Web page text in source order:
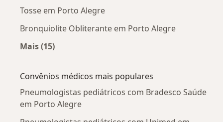
Tosse em Porto Alegre
Bronquiolite Obliterante em Porto Alegre
Mais (15)
Convênios médicos mais populares
Pneumologistas pediátricos com Bradesco Saúde
em Porto Alegre